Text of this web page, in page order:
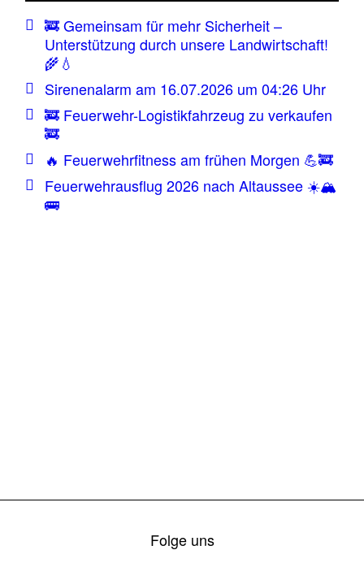
🚒 Gemeinsam für mehr Sicherheit –
Unterstützung durch unsere Landwirtschaft!
🌾💧
Sirenenalarm am 16.07.2026 um 04:26 Uhr
🚒 Feuerwehr-Logistikfahrzeug zu verkaufen
🚒
🔥 Feuerwehrfitness am frühen Morgen 💪🚒
Feuerwehrausflug 2026 nach Altaussee ☀️🏔️
🚌
Folge uns